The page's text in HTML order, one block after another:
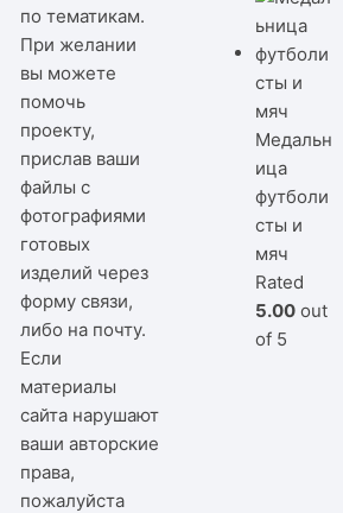
по тематикам.
При желании
вы можете
помочь
проекту,
прислав ваши
файлы с
фотографиями
готовых
изделий через
форму связи,
либо на почту.
Если
материалы
сайта нарушают
ваши авторские
права,
пожалуйста
Медальн
ица
футболи
сты и
мяч
Rated
5.00 out
of 5